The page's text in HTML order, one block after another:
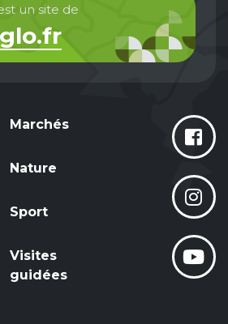
un site de
Marchés
Nature
Sport
Visites
guidées